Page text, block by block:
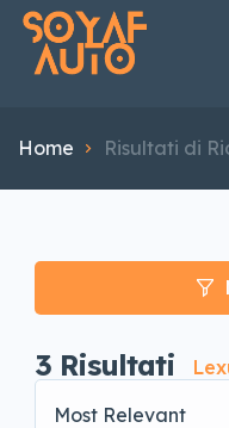
Home Risultati di
3 Risultati
Most Relevant